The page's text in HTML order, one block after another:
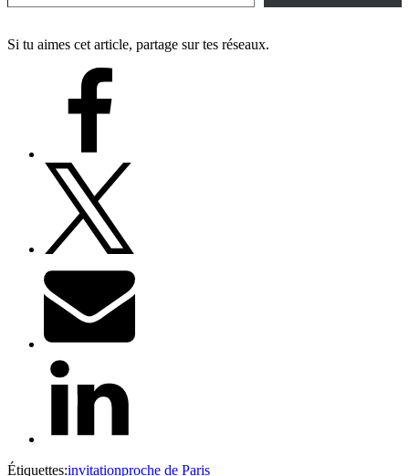
Si tu aimes cet article, partage sur tes réseaux.
Étiquettes:invitationproche de Paris